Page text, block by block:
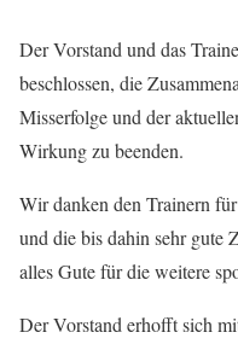
Der Vorstand und das
beschlossen, die
Misserfolge und der
Wirkung zu beenden.
Wir danken den Trainern
und die bis dahin sehr gute
alles Gute für die weitere
Der Vorstand erhofft sich